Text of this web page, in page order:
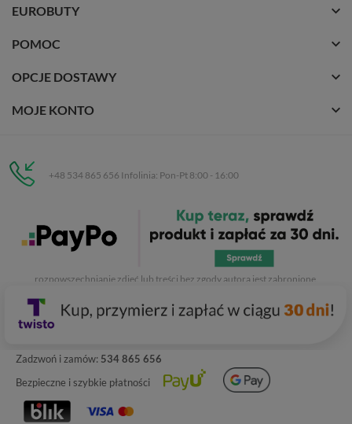
Zadzwoń i zamów: 534 865 656
Bezpieczne i szybkie płatności
EUROBUTY
POMOC
OPCJE DOSTAWY
MOJE KONTO
+48 534 865 656 Infolinia: Pon-Pt 8:00 - 16:00
C.H. Respan, Rejtana 53a/250
35-326 Rzeszów
. Kopiowanie, przetwarzanie,
rozpowszechnianie zdjęć lub treści bez zgody autora jest zabronione.